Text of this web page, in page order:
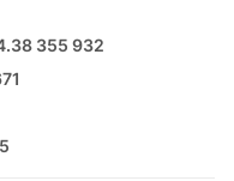
355 932